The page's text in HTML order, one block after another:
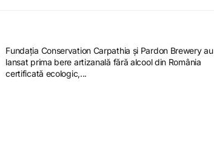
Fundația Conservation Carpathia și Pardon Brewery au
lansat prima bere artizanală fără alcool din România
certificată ecologic,...